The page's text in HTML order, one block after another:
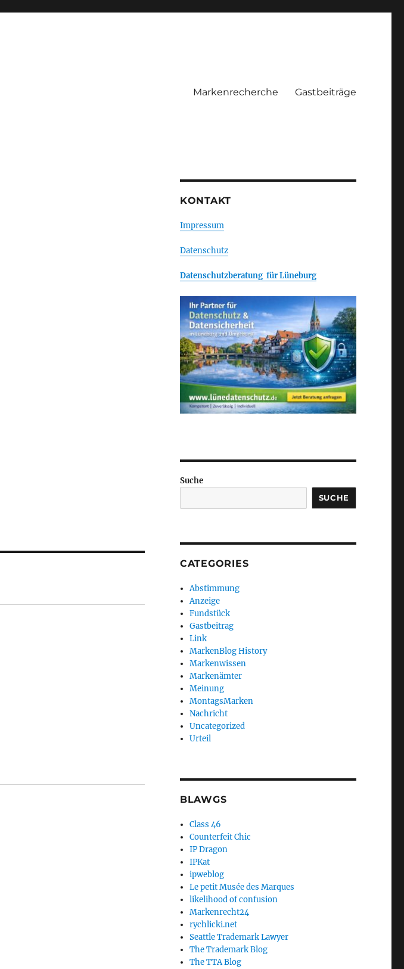
Markenrecherche Gastbeiträge
KONTAKT
Impressum
Datenschutz
Datenschutzberatung für Lüneburg
Suche
SUCHE
CATEGORIES
Abstimmung
Anzeige
Fundstück
Gastbeitrag
Link
MarkenBlog History
Markenwissen
Markenämter
Meinung
MontagsMarken
Nachricht
Uncategorized
Urteil
BLAWGS
Class 46
Counterfeit Chic
IP Dragon
IPKat
ipweblog
Le petit Musée des Marques
likelihood of confusion
Markenrecht24
rychlicki.net
Seattle Trademark Lawyer
The Trademark Blog
The TTA Blog